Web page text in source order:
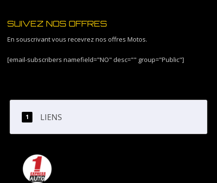
SUIVEZ NOS OFFRES
En souscrivant vous recevrez nos offres Motos.
[email-subscribers namefield="NO" desc="" group="Public"]
LIENS